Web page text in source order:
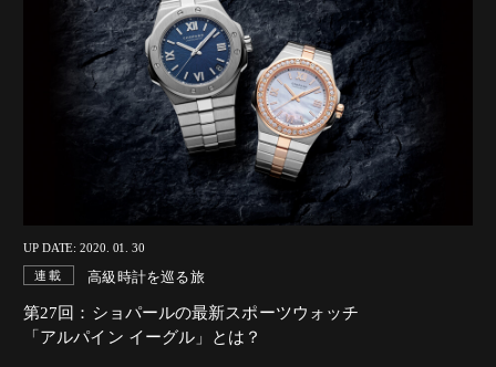
UP DATE: 2020. 01. 30
連載 高級時計を巡る旅
第27回：ショパールの最新スポーツウォッチ
「アルパイン イーグル」とは？